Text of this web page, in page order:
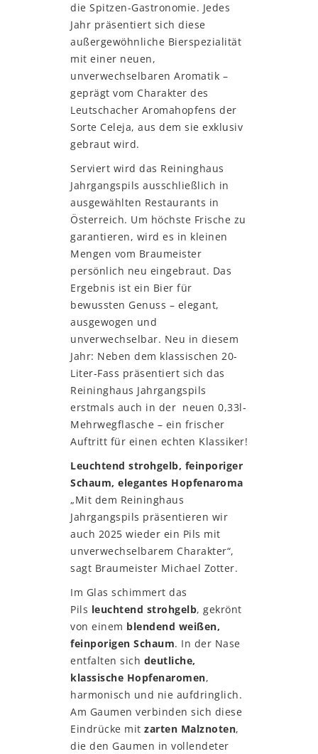
die Spitzen-Gastronomie. Jedes
Jahr präsentiert sich diese
außergewöhnliche Bierspezialität
mit einer neuen,
unverwechselbaren Aromatik –
geprägt vom Charakter des
Leutschacher Aromahopfens der
Sorte Celeja, aus dem sie exklusiv
gebraut wird.
Serviert wird das Reininghaus
Jahrgangspils ausschließlich in
ausgewählten Restaurants in
Österreich. Um höchste Frische zu
garantieren, wird es in kleinen
Mengen vom Braumeister
persönlich neu eingebraut. Das
Ergebnis ist ein Bier für
bewussten Genuss – elegant,
ausgewogen und
unverwechselbar. Neu in diesem
Jahr: Neben dem klassischen 20-
Liter-Fass präsentiert sich das
Reininghaus Jahrgangspils
erstmals auch in der neuen 0,33l-
Mehrwegflasche – ein frischer
Auftritt für einen echten Klassiker!
Leuchtend strohgelb, feinporiger
Schaum, elegantes Hopfenaroma
„Mit dem Reininghaus
Jahrgangspils präsentieren wir
auch 2025 wieder ein Pils mit
unverwechselbarem Charakter“,
sagt Braumeister Michael Zotter.
Im Glas schimmert das
Pils leuchtend strohgelb, gekrönt
von einem blendend weißen,
feinporigen Schaum. In der Nase
entfalten sich deutliche,
klassische Hopfenaromen,
harmonisch und nie aufdringlich.
Am Gaumen verbinden sich diese
Eindrücke mit zarten Malznoten,
die den Gaumen in vollendeter